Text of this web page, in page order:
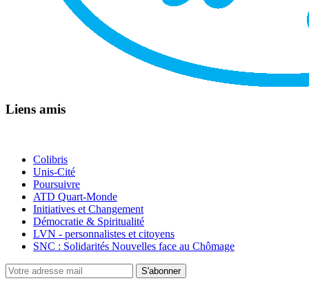
Liens amis
Colibris
Unis-Cité
Poursuivre
ATD Quart-Monde
Initiatives et Changement
Démocratie & Spiritualité
LVN - personnalistes et citoyens
SNC : Solidarités Nouvelles face au Chômage
S'abonner